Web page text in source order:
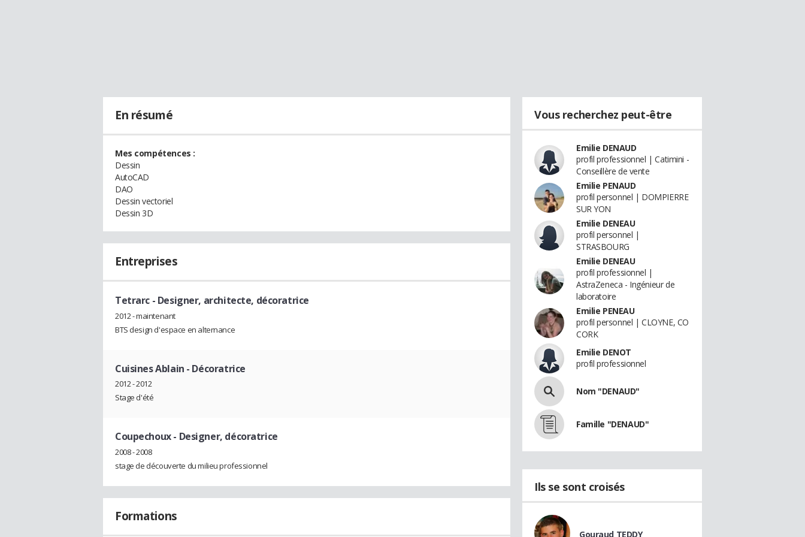
En résumé
Mes compétences :
Dessin
AutoCAD
DAO
Dessin vectoriel
Dessin 3D
Entreprises
Tetrarc - Designer, architecte, décoratrice
2012 - maintenant
BTS design d'espace en alternance
Cuisines Ablain - Décoratrice
2012 - 2012
Stage d'été
Coupechoux- Designer, décoratrice
2008 - 2008
stage de découverte du milieu professionnel
Formations
Vous recherchez peut-être
Emilie DENAUD
profil professionnel | Catimini -
Conseillère de vente
Emilie PENAUD
profil personnel | DOMPIERRE
SUR YON
Emilie DENEAU
profil personnel |
STRASBOURG
Emilie DENEAU
profil professionnel |
AstraZeneca - Ingénieur de
laboratoire
Emilie PENEAU
profil personnel | CLOYNE, CO
CORK
Emilie DENOT
profil professionnel
Nom "DENAUD"
Famille "DENAUD"
Ils se sont croisés
Gouraud TEDDY